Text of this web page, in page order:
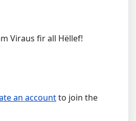
Viraus fir all Hëllef!
an accountto join the